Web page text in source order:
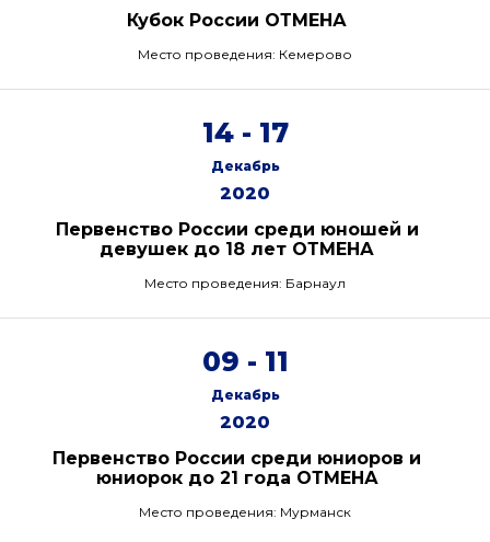
Кубок России ОТМЕНА
Место проведения: Кемерово
14 - 17
Декабрь
2020
Первенство России среди юношей и
девушек до 18 лет ОТМЕНА
Место проведения: Барнаул
09 - 11
Декабрь
2020
Первенство России среди юниоров и
юниорок до 21 года ОТМЕНА
Место проведения: Мурманск